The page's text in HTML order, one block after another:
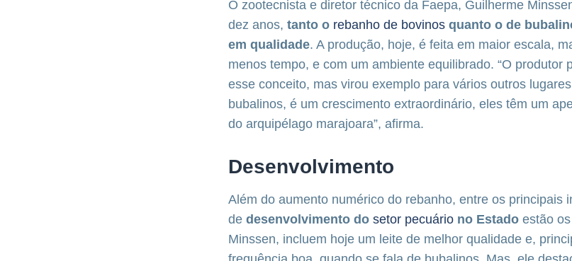
O zootecnista e diretor técnico da Faepa, Guilherme
dez anos, tanto o rebanho de bovinos quanto o de
em qualidade. A produção, hoje, é feita em maior escala,
menos tempo, e com um ambiente equilibrado. “O produtor
esse conceito, mas virou exemplo para vários outros
bubalinos, é um crescimento extraordinário, eles têm um
do arquipélago marajoara”, afirma.
Desenvolvimento
Além do aumento numérico do rebanho, entre os principais
de desenvolvimento do setor pecuário no Estado estão
Minssen, incluem hoje um leite de melhor qualidade e,